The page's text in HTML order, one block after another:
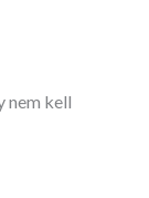
nem kell